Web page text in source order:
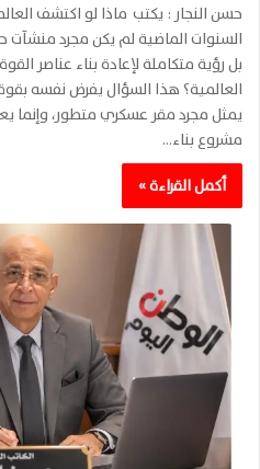
حسن النجار : يكتب ماذا لو اكتشف
السنوات الماضية لم يكن مجرد منشآت
بل رؤية متكاملة لإعادة بناء عناصر
العالمية؟ هذا السؤال يفرض نفسه
يمثل مجرد مقر عسكري متطور،
مشروع بناء…
أكمل القراءة »